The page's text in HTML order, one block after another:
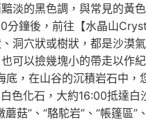
淡的黑色調，與常見的黃
分鐘後，前往【水晶山
洞穴狀或樹狀，都是沙漠
可以撿幾塊小的帶走以作
，在山谷的沉積岩石中，
色化石，大約16:00抵達白
”、“駱駝岩”、“帳篷區”